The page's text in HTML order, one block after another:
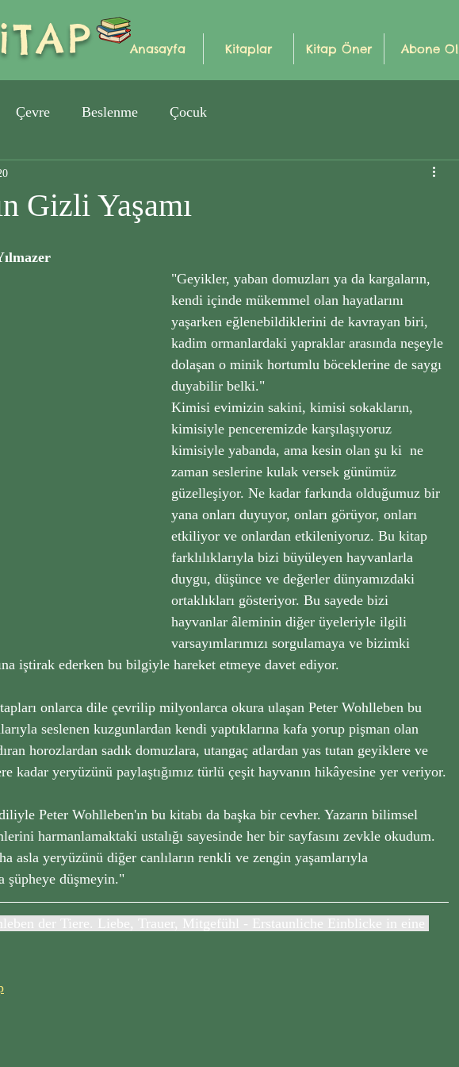
Anasayfa Kitaplar Kitap Öner Abone Ol
Çevre Beslenme Çocuk
Gizli Yaşamı
"Geyikler, yaban domuzları ya da kargaların,
kendi içinde mükemmel olan hayatlarını
yaşarken eğlenebildiklerini de kavrayan biri,
kadim ormanlardaki yapraklar arasında neşeyle
dolaşan o minik hortumlu böceklerine de saygı
duyabilir belki."
Kimisi evimizin sakini, kimisi sokakların,
kimisiyle penceremizde karşılaşıyoruz
kimisiyle yabanda, ama kesin olan şu ki  ne
zaman seslerine kulak versek günümüz
güzelleşiyor. Ne kadar farkında olduğumuz bir
yana onları duyuyor, onları görüyor, onları
etkiliyor ve onlardan etkileniyoruz. Bu kitap
farklılıklarıyla bizi büyüleyen hayvanlarla
duygu, düşünce ve değerler dünyamızdaki
ortaklıkları gösteriyor. Bu sayede bizi
hayvanlar âleminin diğer üyeleriyle ilgili
varsayımlarımızı sorgulamaya ve bizimki
iştirak ederken bu bilgiyle hareket etmeye davet ediyor.
onlarca dile çevrilip milyonlarca okura ulaşan Peter Wohlleben bu
seslenen kuzgunlardan kendi yaptıklarına kafa yorup pişman olan
horozlardan sadık domuzlara, utangaç atlardan yas tutan geyiklere ve
kadar yeryüzünü paylaştığımız türlü çeşit hayvanın hikâyesine yer veriyor.
Peter Wohlleben'ın bu kitabı da başka bir cevher. Yazarın bilimsel
harmanlamaktaki ustalığı sayesinde her bir sayfasını zevkle okudum.
asla yeryüzünü diğer canlıların renkli ve zengin yaşamlarıyla
şüpheye düşmeyin."
der Tiere. Liebe, Trauer, Mitgefühl - Erstaunliche Einblicke in eine